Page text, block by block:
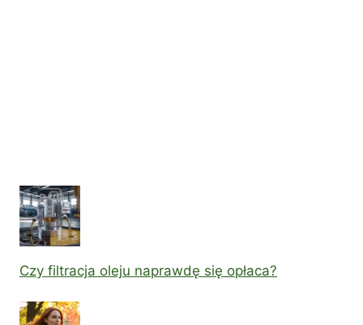
Czy filtracja oleju naprawdę się opłaca?